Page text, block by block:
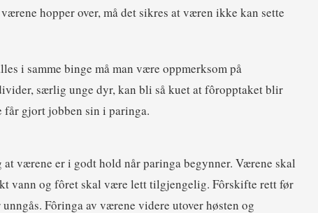
hopper over, må det sikres at væren ikke kan sette
i samme binge må man være oppmerksom på
særlig unge dyr, kan bli så kuet at fôropptaket blir
gjort jobben sin i paringa.
værene er i godt hold når paringa begynner. Værene skal
vann og fôret skal være lett tilgjengelig. Fôrskifte rett før
Fôringa av værene videre utover høsten og